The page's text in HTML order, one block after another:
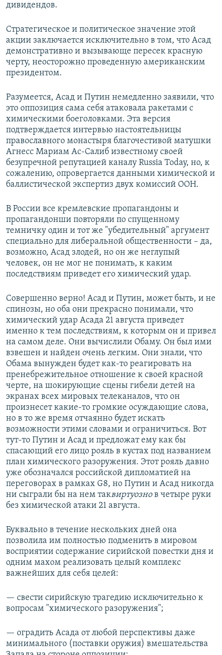
дивидендов.
Стратегическое и политическое значение этой
акции заключается исключительно в том, что Асад
демонстративно и вызывающе пересек красную
черту, неосторожно проведенную американским
президентом.
Разумеется, Асад и Путин немедленно заявили, что
это оппозиция сама себя атаковала ракетами с
химическими боеголовками. Эта версия
подтверждается интервью настоятельницы
православного монастыря благочестивой матушки
Агнесс Мариам Ас-Салиб известному своей
безупречной репутацией каналу Russia Today, но, к
сожалению, опровергается данными химической и
баллистической экспертиз двух комиссий OOН.
В России все кремлевские пропагандоны и
пропагандонши повторяли по спущенному
темничку один и тот же "убедительный" аргумент
специально для либеральной общественности – да,
возможно, Асад злодей, но он же неглупый
человек, он не мог не понимать, к каким
последствиям приведет его химический удар.
Совершенно верно! Асад и Путин, может быть, и не
спинозы, но оба они прекрасно понимали, что
химический удар Асада 21 августа приведет
именно к тем последствиям, к которым он и привел
на самом деле. Они вычислили Обаму. Он был ими
взвешен и найден очень легким. Они знали, что
Обама вынужден будет как-то реагировать на
пренебрежительное отношение к своей красной
черте, на шокирующие сцены гибели детей на
экранах всех мировых телеканалов, что он
произнесет какие-то громкие осуждающие слова,
но в то же время отчаянно будет искать
возможности этими словами и ограничиться. Вот
тут-то Путин и Асад и предложат ему как бы
спасающий его лицо рояль в кустах под названием
план химического разоружения. Этот рояль давно
уже обозначался российской дипломатией на
переговорах в рамках G8, но Путин и Асад никогда
ни сыграли бы на нем таквиртуознов четыре руки
без химической атаки 21 августа.
Буквально в течение нескольких дней она
позволила им полностью подменить в мировом
восприятии содержание сирийской повестки дня и
одним махом реализовать целый комплекс
важнейших для себя целей:
— свести сирийскую трагедию исключительно к
вопросам "химического разоружения";
— оградить Асада от любой перспективы даже
минимального (поставки оружия) вмешательства